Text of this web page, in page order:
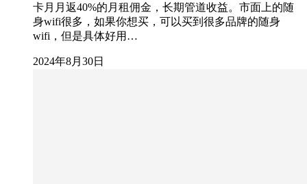
卡月月返40%的月租佣金，长期管道收益。市面上的随
身wifi很多，如果你想买，可以买到很多品牌的随身
wifi，但是具体好用…
2024年8月30日